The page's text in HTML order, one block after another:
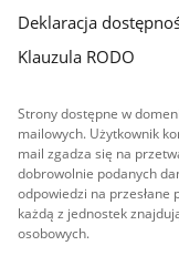
Deklaracja
Klauzula RODO
Strony dostępne w
mailowych. Użytkownik
mail zgadza się na
dobrowolnie podanych
odpowiedzi na przesłane
każdą z jednostek
osobowych.